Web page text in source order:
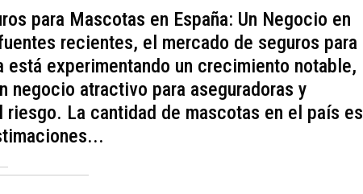
para Mascotas en España: Un Negocio en
recientes, el mercado de seguros para
está experimentando un crecimiento notable,
negocio atractivo para aseguradoras y
riesgo. La cantidad de mascotas en el país es